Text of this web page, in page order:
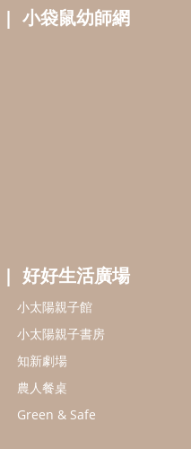
小太陽親子書房
五 9:00～18:00)
權聲明
Chrome 版本瀏覽器
司 版權所有 ©